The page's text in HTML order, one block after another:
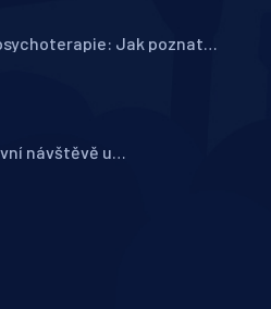
Jak poznat
návštěvě u